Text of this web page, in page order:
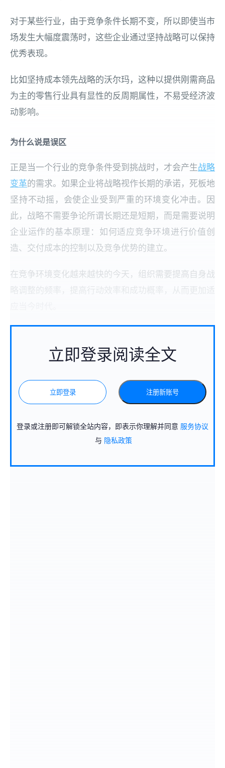
对于某些行业，由于竞争条件长期不变，所以即使当市
场发生大幅度震荡时，这些企业通过坚持战略可以保持
优秀表现。
比如坚持成本领先战略的沃尔玛，这种以提供刚需商品
为主的零售行业具有显性的反周期属性，不易受经济波
动影响。
为什么说是误区
正是当一个行业的竞争条件受到挑战时，才会产生战略
变革的需求。如果企业将战略视作长期的承诺，死板地
坚持不动摇，会使企业受到严重的环境变化冲击。因
此，战略不需要争论所谓长期还是短期，而是需要说明
企业运作的基本原理：如何适应竞争环境进行价值创
造、交付成本的控制以及竞争优势的建立。
在竞争环境变化越来越快的今天，组织需要提高自身战
略调整的频率，提高行动效率和成功概率，从而更加适
立即登录阅读全文
立即登录 注册新账号
登录或注册即可解锁全站内容，即表示你理解并同意 服务协议
与 隐私政策